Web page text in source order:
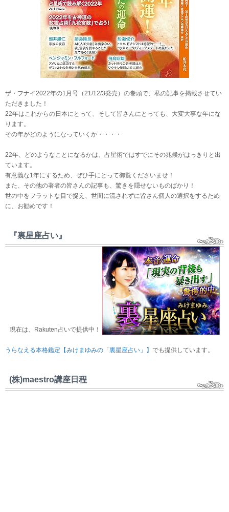
ザ・フナイ2022年の1月号（21/12/3発売）の巻頭で、私の記事を掲載させてい
ただきました！
22年はこれからの日本にとって、そして皆さんにとっても、大変大事な年にな
ります。
その年がどのようになっていくか・・・・
22年、どのようなことになるかは、占星術ではすでにその兆候がはっきりと出
ています。
有意義な1年にするため、ぜひ手にとって御覧くださいませ！
また、その他の著者の皆さんの記事も、驚きを隠せないものばかり！
世の中をフラットな目で捉え、世間に流されずに皆さん個人の選択をするため
に、お勧めです！
『裏星座占い』
現在は、Rakuten占いで提供中！
うらなえる本格鑑定【みけまゆみの「裏星座占い」】 でも提供しています。
(株)maestro講座日程